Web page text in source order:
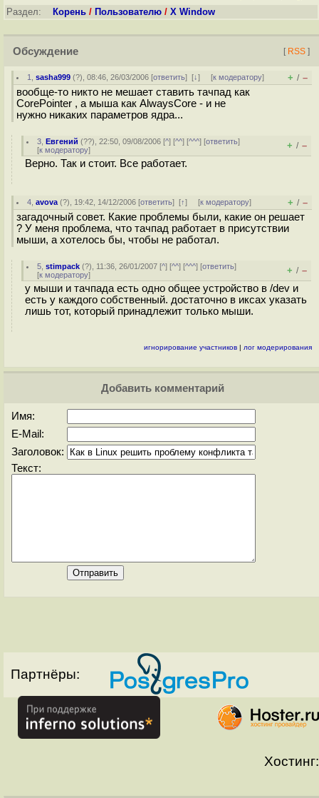
Раздел: Корень / Пользователю / X Window
Обсуждение [ RSS ]
1 ,sasha999 (?), 08:46, 26/03/2006 [ответить][↓] [к модератору] + / –
вообще-то никто не мешает ставить тачпад как
CorePointer , а мыша как AlwaysCore - и не
нужно никаких параметров ядра...
3 ,Евгений (??), 22:50, 09/08/2006 [^] [^^] [^^^] [ответить]
[к модератору] + / –
Верно. Так и стоит. Все работает.
4 ,avova (?), 19:42, 14/12/2006 [ответить][↑] [к модератору] + / –
загадочный совет. Какие проблемы были, какие он решает
? У меня проблема, что тачпад работает в присутствии
мыши, а хотелось бы, чтобы не работал.
5 ,stimpack (?), 11:36, 26/01/2007 [^] [^^] [^^^] [ответить]
[к модератору] + / –
у мыши и тачпада есть одно общее устройство в /dev и
есть у каждого собственный. достаточно в иксах указать
лишь тот, который принадлежит только мыши.
игнорирование участников | лог модерирования
Добавить комментарий
Имя:
E-Mail:
Заголовок:
Текст:
Партнёры:
Хостинг: